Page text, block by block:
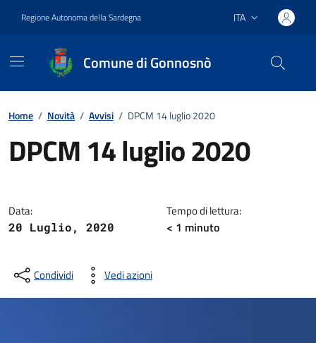
Regione Autonoma della Sardegna Lingua attiva:
ITA
Comune di Gonnosnò
Home / Novità / Avvisi / DPCM 14 luglio 2020
DPCM 14 luglio 2020
Data:
20 Luglio, 2020
Tempo di lettura:
< 1 minuto
Condividi Vedi azioni